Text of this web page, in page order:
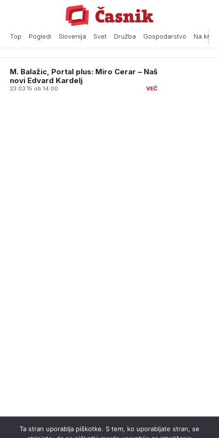
Top Pogledi Slovenija Svet Družba Gospodarstvo Na
M. Balažic, Portal plus: Miro Cerar – Naš
novi Edvard Kardelj
23.03.15 ob 14:00
Ta stran uporablja piškotke. S tem, ko uporabljate stran, se